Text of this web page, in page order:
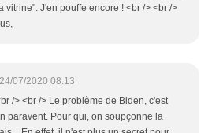
vitrine". J'en pouffe encore ! <br /> <br />
24/07/2020 08:13
/> <br /> Le problème de Biden, c'est
paravent. Pour qui, on soupçonne la